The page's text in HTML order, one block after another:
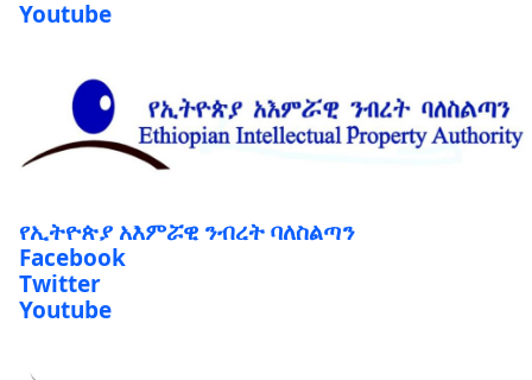
Youtube
የኢትዮጵያ አእምሯዊ ንብረት ባለስልጣን
Facebook
Twitter
Youtube